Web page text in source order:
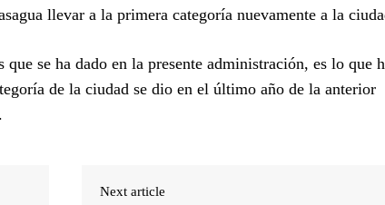
llevar a la primera categoría nuevamente a la
se ha dado en la presente administración, es lo que
de la ciudad se dio en el último año de la anterior
Next article